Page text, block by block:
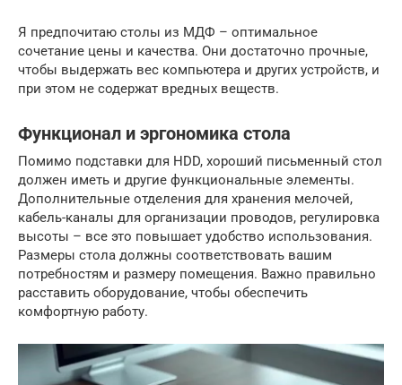
Я предпочитаю столы из МДФ – оптимальное
сочетание цены и качества. Они достаточно прочные,
чтобы выдержать вес компьютера и других устройств, и
при этом не содержат вредных веществ.
Функционал и эргономика стола
Помимо подставки для HDD, хороший письменный стол
должен иметь и другие функциональные элементы.
Дополнительные отделения для хранения мелочей,
кабель-каналы для организации проводов, регулировка
высоты – все это повышает удобство использования.
Размеры стола должны соответствовать вашим
потребностям и размеру помещения. Важно правильно
расставить оборудование, чтобы обеспечить
комфортную работу.